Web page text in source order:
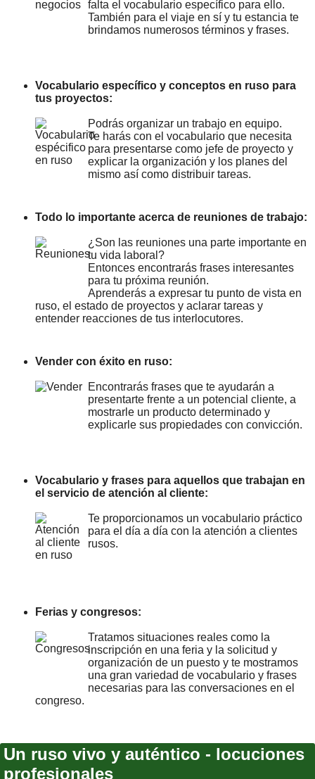
falta el vocabulario específico para ello.
También para el viaje en sí y tu estancia te
brindamos numerosos términos y frases.
Vocabulario específico y conceptos en ruso para
tus proyectos:
Podrás organizar un trabajo en equipo.
Te harás con el vocabulario que necesita
para presentarse como jefe de proyecto y
explicar la organización y los planes del
mismo así como distribuir tareas.
Todo lo importante acerca de reuniones de trabajo:
¿Son las reuniones una parte importante en
tu vida laboral?
Entonces encontrarás frases interesantes
para tu próxima reunión.
Aprenderás a expresar tu punto de vista en
ruso, el estado de proyectos y aclarar tareas y
entender reacciones de tus interlocutores.
Vender con éxito en ruso:
Encontrarás frases que te ayudarán a
presentarte frente a un potencial cliente, a
mostrarle un producto determinado y
explicarle sus propiedades con convicción.
Vocabulario y frases para aquellos que trabajan en
el servicio de atención al cliente:
Te proporcionamos un vocabulario práctico
para el día a día con la atención a clientes
rusos.
Ferias y congresos:
Tratamos situaciones reales como la
inscripción en una feria y la solicitud y
organización de un puesto y te mostramos
una gran variedad de vocabulario y frases
necesarias para las conversaciones en el
congreso.
Un ruso vivo y auténtico - locuciones
profesionales